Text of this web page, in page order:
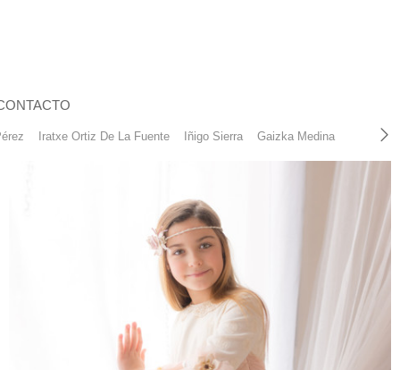
Iratxe Ortiz De La Fuente Iñigo Sierra Gaizka Medina Eugenio